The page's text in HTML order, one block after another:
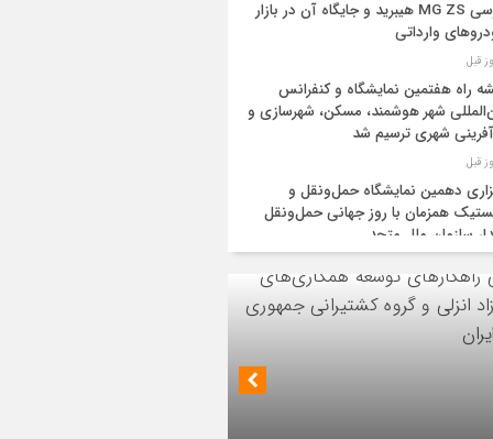
بررسی MG ZS هیبرید و جایگاه آن در بازار
وارداتی
راه هفتمین نمایشگاه و کنفرانس
شهر هوشمند، مسکن، شهرسازی و
شهری ترسیم شد
دهمین نمایشگاه حمل‌ونقل و
همزمان با روز جهانی حمل‌ونقل
سازمان ملل متحد
و عراق قرارداد خط لوله انتقال نفت را
کردند
کلید امنیت معیشتی خانوارها
هیأت مدیره گروه سرمایه‌گذاری اهداف با